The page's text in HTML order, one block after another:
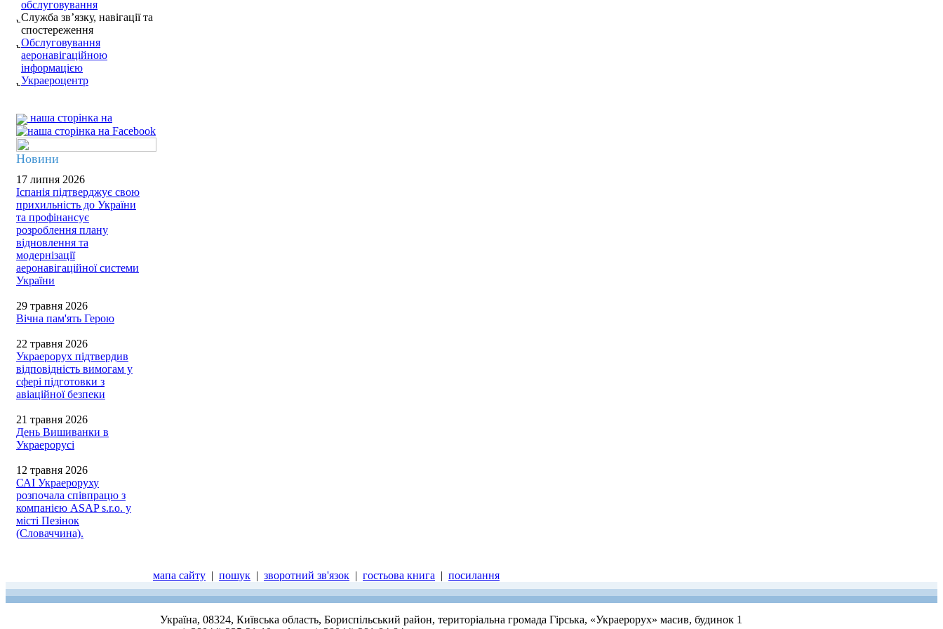
обслуговування
Служба зв’язку, навігації та
спостереження
Обслуговування
аеронавігаційною
інформацією
Украероцентр
наша сторінка на
Новини
17 липня 2026
Іспанія підтверджує свою
прихильність до України
та профінансує
розроблення плану
відновлення та
модернізації
аеронавігаційної системи
України
29 травня 2026
Вічна пам'ять Герою
22 травня 2026
Украерорух підтвердив
відповідність вимогам у
сфері підготовки з
авіаційної безпеки
21 травня 2026
День Вишиванки в
Украерорусі
12 травня 2026
САІ Украероруху
розпочала співпрацю з
компанією ASAP s.r.o. у
місті Пезінок
(Словаччина).
мапа сайту | пошук | зворотний зв'язок | гостьова книга | посилання
Україна, 08324, Київська область, Бориспільський район, територіальна громада Гірська, «Украерорух» масив, будинок 1